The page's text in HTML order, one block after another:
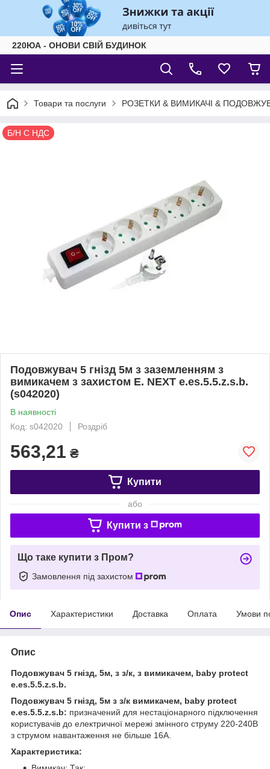
220ЮА - ОНОВИ СВІЙ БУДИНОК
Товари та послуги РОЗЕТКИ & ВИМИКАЧІ &
Б/Н С НДС
Подовжувач 5 гнізд 5м з заземленням з
вимикачем з захистом E. NEXT e.es.5.5.z.s.b.
(s042020)
В наявності
Код: s042020
Роздріб
563,21 ₴
Купити
або
Купити з
Що таке купити з Пром?
Замовлення під захистом
Опис Характеристики Доставка Оплата Умови
Опис
Подовжувач 5 гнізд, 5м, з з/к, з вимикачем, baby protect
e.es.5.5.z.s.b.
Подовжувач 5 гнізд, 5м з з/к вимикачем, baby protect
e.es.5.5.z.s.b: призначений для нестаціонарного підключення
користувачів до електричної мережі змінного струму 220-240В
з струмом навантаження не більше 16А.
Характеристика: